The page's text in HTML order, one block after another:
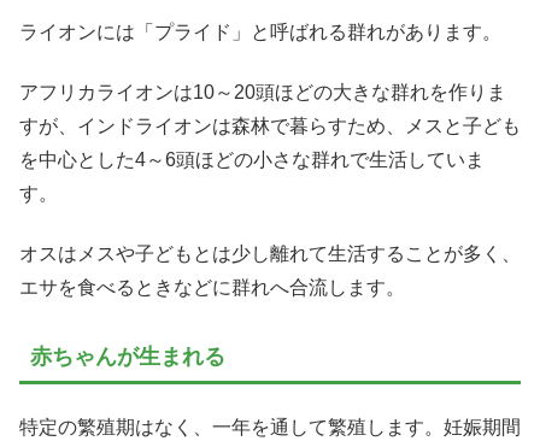
ライオンには「プライド」と呼ばれる群れがあります。
アフリカライオンは10～20頭ほどの大きな群れを作りま
すが、インドライオンは森林で暮らすため、メスと子ども
を中心とした4～6頭ほどの小さな群れで生活していま
す。
オスはメスや子どもとは少し離れて生活することが多く、
エサを食べるときなどに群れへ合流します。
赤ちゃんが生まれる
特定の繁殖期はなく、一年を通して繁殖します。妊娠期間